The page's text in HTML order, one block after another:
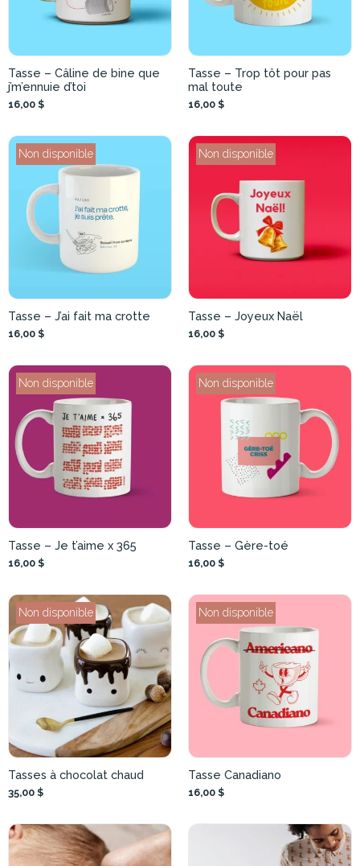
Tasse – Câline de bine que
j’m’ennuie d’toi
16,00 $
Tasse – Trop tôt pour pas
mal toute
16,00 $
Non disponible
Tasse – J’ai fait ma crotte
16,00 $
Non disponible
Tasse – Joyeux Naël
16,00 $
Non disponible
Tasse – Je t’aime x 365
16,00 $
Non disponible
Tasse – Gère-toé
16,00 $
Non disponible
Tasses à chocolat chaud
35,00 $
Non disponible
Tasse Canadiano
16,00 $